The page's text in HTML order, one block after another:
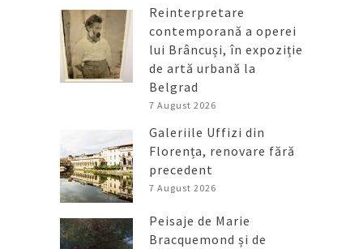
Reinterpretare
contemporană a operei
lui Brâncuși, în expoziție
de artă urbană la
Belgrad
7 August 2026
Galeriile Uffizi din
Florența, renovare fără
precedent
7 August 2026
Peisaje de Marie
Bracquemond și de